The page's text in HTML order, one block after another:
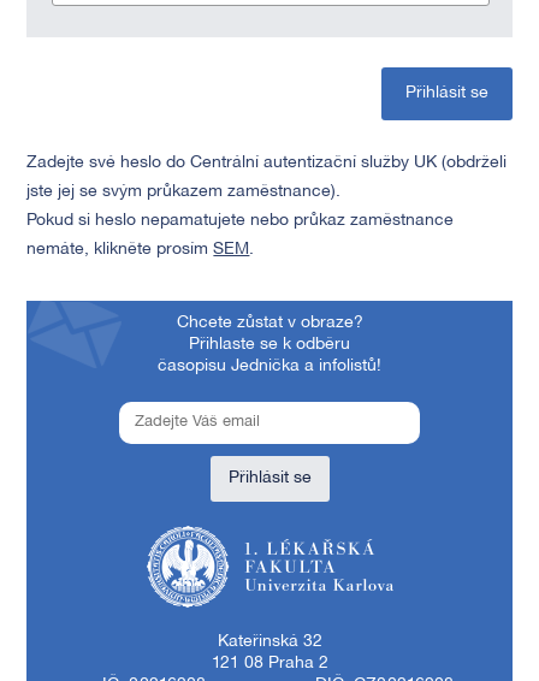
Přihlásit se
Zadejte své heslo do Centrální autentizační služby UK (obdrželi
jste jej se svým průkazem zaměstnance).
Pokud si heslo nepamatujete nebo průkaz zaměstnance
nemáte, klikněte prosímSEM .
Chcete zůstat v obraze?
Přihlaste se k odběru
časopisu Jednička a infolistů!
Přihlásit se
Kateřinská 32
121 08 Praha 2